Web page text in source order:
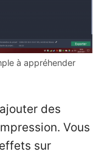
à appréhender
des
Vous
sur